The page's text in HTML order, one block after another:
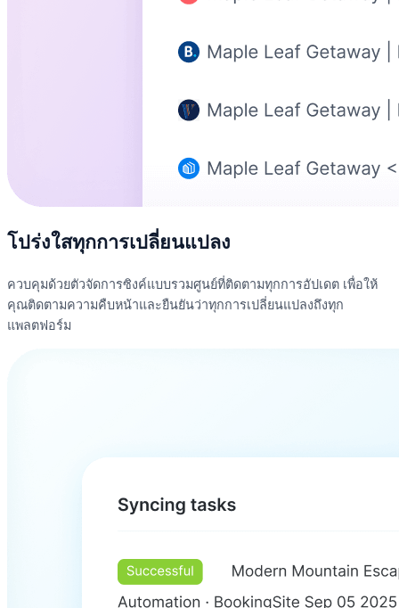
โปร่งใสทุกการเปลี่ยนแปลง
ควบคุมด้วยตัวจัดการซิงค์แบบรวมศูนย์ที่ติดตามทุกการอัปเดต เพื่อให้
คุณติดตามความคืบหน้าและยืนยันว่าทุกการเปลี่ยนแปลงถึงทุก
แพลตฟอร์ม